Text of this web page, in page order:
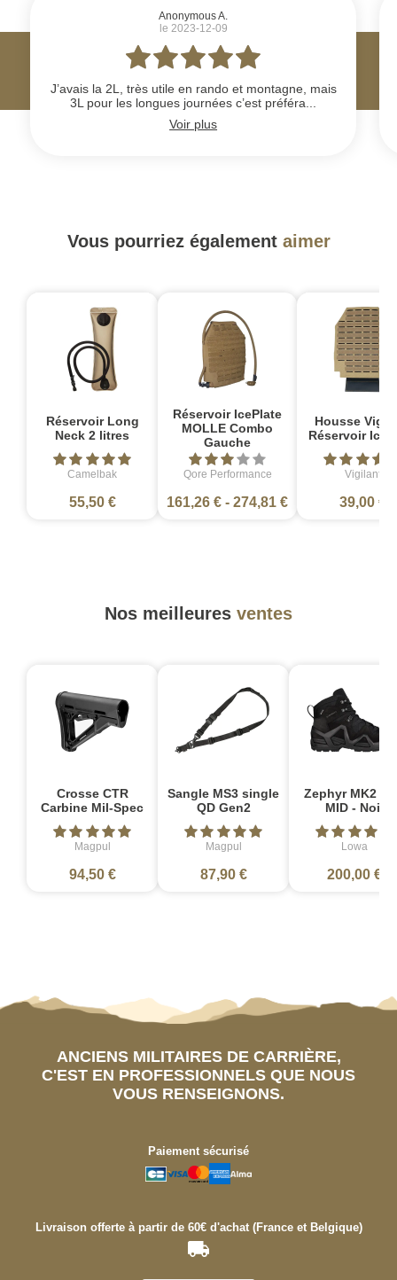
Anonymous A.
le 2023-12-09
J’avais la 2L, très utile en rando et montagne, mais
3L pour les longues journées c’est préféra...
Voir plus
Vous pourriez également aimer
Réservoir Long
Neck 2 litres
Camelbak
55,50 €
Réservoir IcePlate
MOLLE Combo
Gauche
Qore Performance
161,26 € - 274,81 €
Housse
Réservoir
Vigilant
39,00 €
Nos meilleures ventes
Crosse CTR
Carbine Mil-Spec
Magpul
94,50 €
Sangle MS3 single
QD Gen2
Magpul
87,90 €
Zephyr MK2
MID - Noir
Lowa
200,00 €
ANCIENS MILITAIRES DE CARRIÈRE,
C'EST EN PROFESSIONNELS QUE NOUS
VOUS RENSEIGNONS.
Paiement sécurisé
Livraison offerte à partir de 60€ d'achat (France et Belgique)